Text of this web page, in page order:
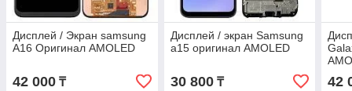
Дисплей / Экран samsung
A16 Оригинал AMOLED
42 000 ₸
Дисплей / экран Samsung
a15 оригинал AMOLED
30 800₸ 42